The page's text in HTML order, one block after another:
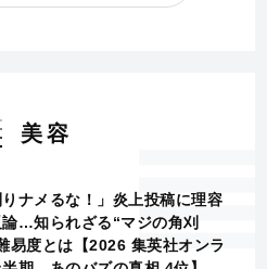
美容
りナメるな！」炎上投稿に理容
論…知られざる“マジの角刈
易度とは【2026 集英社オンラ